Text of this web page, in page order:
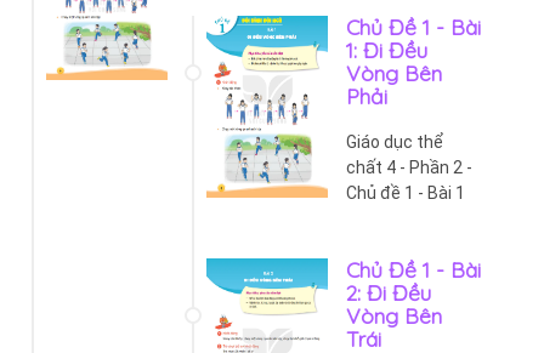
Chủ Đề 1 - Bài
1: Đi Đều
Vòng Bên
Phải
Giáo dục thể
chất 4 - Phần 2 -
Chủ đề 1 - Bài 1
Chủ Đề 1 - Bài
2: Đi Đều
Vòng Bên
Trái